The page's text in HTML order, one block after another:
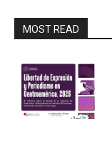
MOST READ